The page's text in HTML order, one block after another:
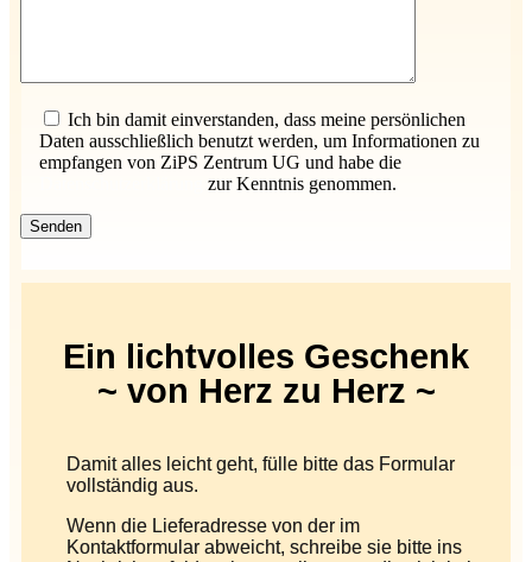
Bitte lasse dieses Feld leer.
Ich bin damit einverstanden, dass meine persönlichen
Daten ausschließlich benutzt werden, um Informationen zu
empfangen von ZiPS Zentrum UG und habe die
zur Kenntnis genommen.
Ein lichtvolles Geschenk
~ von Herz zu Herz ~
Damit alles leicht geht, fülle bitte das Formular
vollständig aus.
Wenn die Lieferadresse von der im
Kontaktformular abweicht, schreibe sie bitte ins